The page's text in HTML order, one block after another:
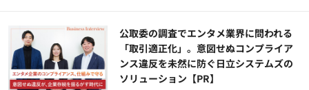
公​​取委の調査でエンタメ業界に問われる
「取引適正化」。意図せぬコンプライア
ンス違反を未然に防ぐ日立システムズの
ソリューション​【PR】